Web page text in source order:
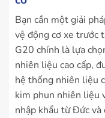
Bạn cần một giải
vệ động cơ xe trước
G20 chính là lựa
nhiên liệu cao cấp,
hệ thống nhiên liệu
kim phun nhiên liệu
nhập khẩu từ Đức